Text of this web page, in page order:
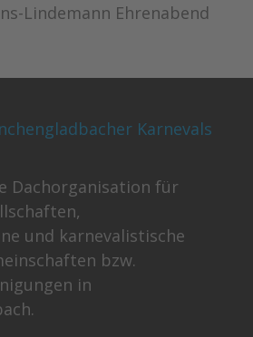
Lindemann Ehrenabend
Karnevals
Dachorganisation für
und karnevalistische
bzw.
in